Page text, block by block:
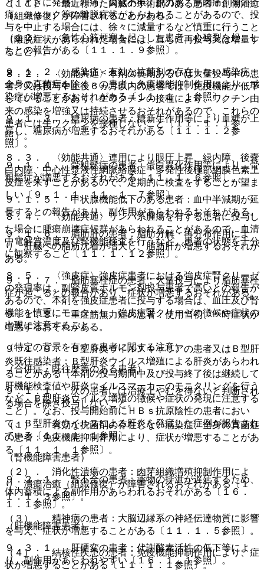
（１１）． 最近行った内臓の手術創のある患者：創傷治癒
（組織修復）が障害されることがある。
（１２）． 急性心筋梗塞を起こした患者：心破裂を起こし
たとの報告がある〔１１．１．９参照〕。
９．１．２． 感染症＜有効な抗菌剤の存在しない感染症・
全身の真菌症を除く＞の患者：免疫機能抑制作用により、感
染症が増悪するおそれがある〔１１．１．１参照〕。
９．１．３． 糖尿病の患者：糖新生作用等により血糖が上
昇し、糖尿病が増悪するおそれがある〔１１．１．２参
照〕。
９．１．４． 骨粗鬆症の患者：蛋白異化作用等により、骨
粗鬆症が増悪するおそれがある〔１１．１．６参照〕。
９．１．５． 甲状腺機能低下のある患者：血中半減期が延
長するとの報告があり、副作用があらわれるおそれがある。
９．１．６． 脂肪肝の患者：脂肪分解・再分布作用によ
り、肝臓への脂肪沈着が増大し、脂肪肝が増悪するおそれが
ある。
９．１．７． 脂肪塞栓症の患者：大量投与により脂肪塞栓
症が起こるとの報告があり、症状が増悪するおそれがある。
９．１．８． 重症筋無力症の患者：使用当初、一時症状が
増悪するおそれがある。
９．１．９． Ｂ型肝炎ウイルスキャリアの患者又はＢ型肝
炎既往感染者：Ｂ型肝炎ウイルス増殖による肝炎があらわれ
ることがある（本剤の投与期間中及び投与終了後は継続して
肝機能検査値や肝炎ウイルスマーカーのモニタリングを行う
など、Ｂ型肝炎ウイルス増殖の徴候や症状の発現に注意する
こと）。なお、投与開始前にＨＢｓ抗原陰性の患者におい
て、Ｂ型肝炎ウイルスによる肝炎を発症した症例が報告され
ている〔１１．１．１参照〕。
（腎機能障害患者）
９．２．１． 腎不全の患者：薬物の排泄が遅延するため、
体内蓄積による副作用があらわれるおそれがある〔１６．
１．１参照〕。
（肝機能障害患者）
９．３．１． 肝硬変の患者：代謝酵素活性の低下等によ
り、副作用があらわれやすい〔１６．１．１参照〕。
と、ときに発熱、頭痛、食欲不振、脱力感、筋肉痛、関節
痛、ショック等の離脱症状があらわれることがあるので、投
与を中止する場合には、徐々に減量するなど慎重に行うこと
（離脱症状があらわれた場合には、直ちに再投与又は増量す
ること）。
８．２． 〈効能共通〉本剤の長期あるいは大量投与中の患
者、又は投与中止後６ヵ月以内の患者では、免疫機能が低下
していることがあり、生ワクチンの接種により、ワクチン由
来の感染を増強又は持続させるおそれがあるので、これらの
患者には生ワクチンを接種しないこと〔１１．１．１参
照〕。
８．３． 〈効能共通〉連用により眼圧上昇、緑内障、後嚢
白内障、中心性漿液性網脈絡膜症・多発性後極部網膜色素上
皮症を来すことがあるので、定期的に検査をすることが望ま
しい〔９．１．１、１１．１．７参照〕。
８．４． 〈効能共通〉リンパ系腫瘍を有する患者に投与し
た場合に腫瘍崩壊症候群があらわれることがあるので、血清
中電解質濃度及び腎機能検査を行うなど、患者の状態を十分
に観察すること〔１１．１．１２参照〕。
８．５． 〈強皮症〉強皮症患者における強皮症腎クリーゼ
の発現率は、副腎皮質ホルモン剤投与患者で高いとの報告が
あるので、本剤を強皮症患者に投与する場合は、血圧及び腎
機能を慎重にモニターし、強皮症腎クリーゼの徴候や症状の
出現に注意すること。
（特定の背景を有する患者に関する注意）
（合併症・既往歴等のある患者）
９．１．１． 次の患者には治療上やむを得ないと判断され
る場合を除き投与しないこと。
（１）． 有効な抗菌剤の存在しない感染症、全身の真菌症
の患者：免疫機能抑制作用により、症状が増悪することがあ
る〔１１．１．１参照〕。
（２）． 消化性潰瘍の患者：肉芽組織増殖抑制作用によ
り、潰瘍治癒（組織修復）が障害されるおそれがある〔１
１．１．３参照〕。
（３）． 精神病の患者：大脳辺縁系の神経伝達物質に影響
を与え、症状が増悪することがある〔１１．１．５参照〕。
（４）． 結核性疾患の患者：免疫機能抑制作用により、症
状が増悪することがある〔１１．１．１参照〕。